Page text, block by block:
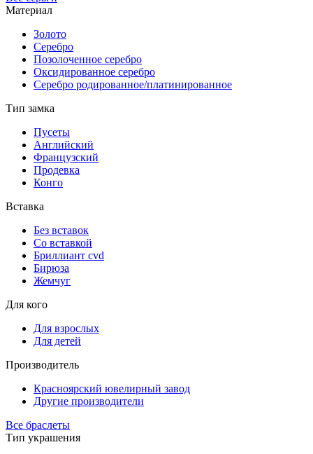
Материал
Золото
Серебро
Позолоченное серебро
Оксидированное серебро
Серебро родированное/платинированное
Тип замка
Пусеты
Английский
Французский
Продевка
Конго
Вставка
Без вставок
Со вставкой
Бриллиант cvd
Бирюза
Жемчуг
Для кого
Для взрослых
Для детей
Производитель
Красноярский ювелирный завод
Другие производители
Все браслеты
Тип украшения